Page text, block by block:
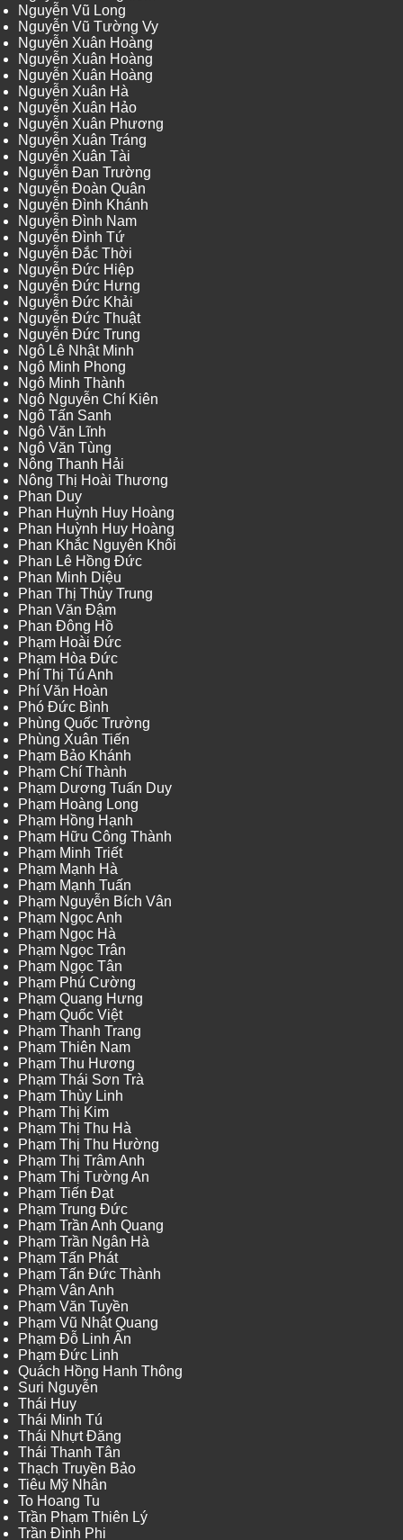
Nguyễn Vũ Long
Nguyễn Vũ Tường Vy
Nguyễn Xuân Hoàng
Nguyễn Xuân Hoàng
Nguyễn Xuân Hoàng
Nguyễn Xuân Hà
Nguyễn Xuân Hảo
Nguyễn Xuân Phương
Nguyễn Xuân Tráng
Nguyễn Xuân Tài
Nguyễn Đan Trường
Nguyễn Đoàn Quân
Nguyễn Đình Khánh
Nguyễn Đình Nam
Nguyễn Đình Tứ
Nguyễn Đắc Thời
Nguyễn Đức Hiệp
Nguyễn Đức Hưng
Nguyễn Đức Khải
Nguyễn Đức Thuật
Nguyễn Đức Trung
Ngô Lê Nhật Minh
Ngô Minh Phong
Ngô Minh Thành
Ngô Nguyễn Chí Kiên
Ngô Tấn Sanh
Ngô Văn Lĩnh
Ngô Văn Tùng
Nông Thanh Hải
Nông Thị Hoài Thương
Phan Duy
Phan Huỳnh Huy Hoàng
Phan Huỳnh Huy Hoàng
Phan Khắc Nguyên Khôi
Phan Lê Hồng Đức
Phan Minh Diệu
Phan Thị Thủy Trung
Phan Văn Đậm
Phan Đông Hồ
Phạm Hoài Đức
Phạm Hòa Đức
Phí Thị Tú Anh
Phí Văn Hoàn
Phó Đức Bình
Phùng Quốc Trường
Phùng Xuân Tiến
Phạm Bảo Khánh
Phạm Chí Thành
Phạm Dương Tuấn Duy
Phạm Hoàng Long
Phạm Hồng Hạnh
Phạm Hữu Công Thành
Phạm Minh Triết
Phạm Mạnh Hà
Phạm Mạnh Tuấn
Phạm Nguyễn Bích Vân
Phạm Ngọc Anh
Phạm Ngọc Hà
Phạm Ngọc Trân
Phạm Ngọc Tân
Phạm Phú Cường
Phạm Quang Hưng
Phạm Quốc Việt
Phạm Thanh Trang
Phạm Thiên Nam
Phạm Thu Hương
Phạm Thái Sơn Trà
Phạm Thùy Linh
Phạm Thị Kim
Phạm Thị Thu Hà
Phạm Thị Thu Hường
Phạm Thị Trâm Anh
Phạm Thị Tường An
Phạm Tiến Đạt
Phạm Trung Đức
Phạm Trần Anh Quang
Phạm Trần Ngân Hà
Phạm Tấn Phát
Phạm Tấn Đức Thành
Phạm Vân Anh
Phạm Văn Tuyền
Phạm Vũ Nhật Quang
Phạm Đỗ Linh Ấn
Phạm Đức Linh
Quách Hồng Hanh Thông
Suri Nguyễn
Thái Huy
Thái Minh Tú
Thái Nhựt Đăng
Thái Thanh Tân
Thạch Truyền Bảo
Tiêu Mỹ Nhân
To Hoang Tu
Trần Phạm Thiên Lý
Trần Đình Phi